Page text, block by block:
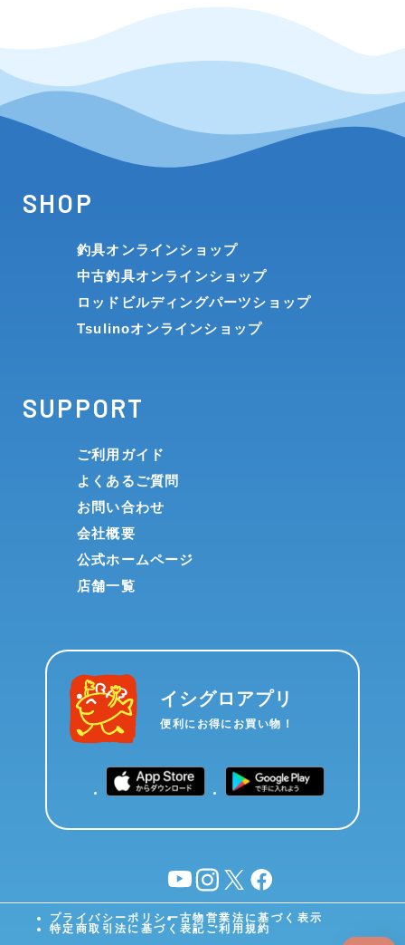
SHOP
釣具オンラインショップ
中古釣具オンラインショップ
ロッドビルディングパーツショップ
Tsulinoオンラインショップ
SUPPORT
ご利用ガイド
よくあるご質問
お問い合わせ
会社概要
公式ホームページ
店舗一覧
イシグロアプリ
便利にお得にお買い物！
YouTubeinstagram
X facebook
プライバシーポリシー古物営業法に基づく表示
特定商取引法に基づく表記 ご利用規約